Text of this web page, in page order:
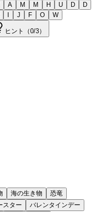
A M M H U D
D
I J F O W
ヒント（0/3）
海の生き物
恐竜
スター
バレンタインデー